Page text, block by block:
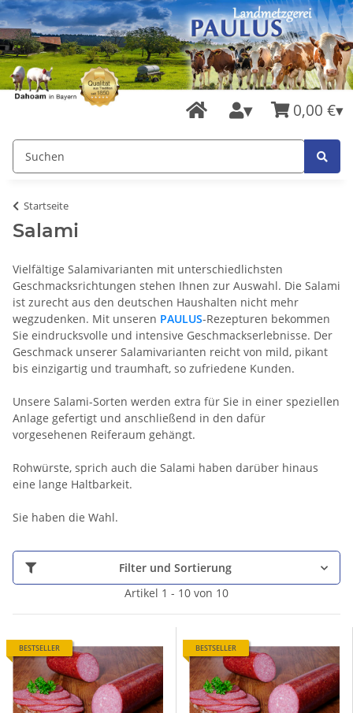
0,00 €
Startseite
Salami
Vielfältige Salamivarianten mit unterschiedlichsten
Geschmacksrichtungen stehen Ihnen zur Auswahl. Die Salami
ist zurecht aus den deutschen Haushalten nicht mehr
wegzudenken. Mit unseren PAULUS-Rezepturen bekommen
Sie eindrucksvolle und intensive Geschmackserlebnisse. Der
Geschmack unserer Salamivarianten reicht von mild, pikant
bis einzigartig und traumhaft, so zufriedene Kunden.
Unsere Salami-Sorten werden extra für Sie in einer speziellen
Anlage gefertigt und anschließend in den dafür
vorgesehenen Reiferaum gehängt.
Rohwürste, sprich auch die Salami haben darüber hinaus
eine lange Haltbarkeit.
Sie haben die Wahl.
Filter und Sortierung
Artikel 1 - 10 von 10
BESTSELLER BESTSELLER